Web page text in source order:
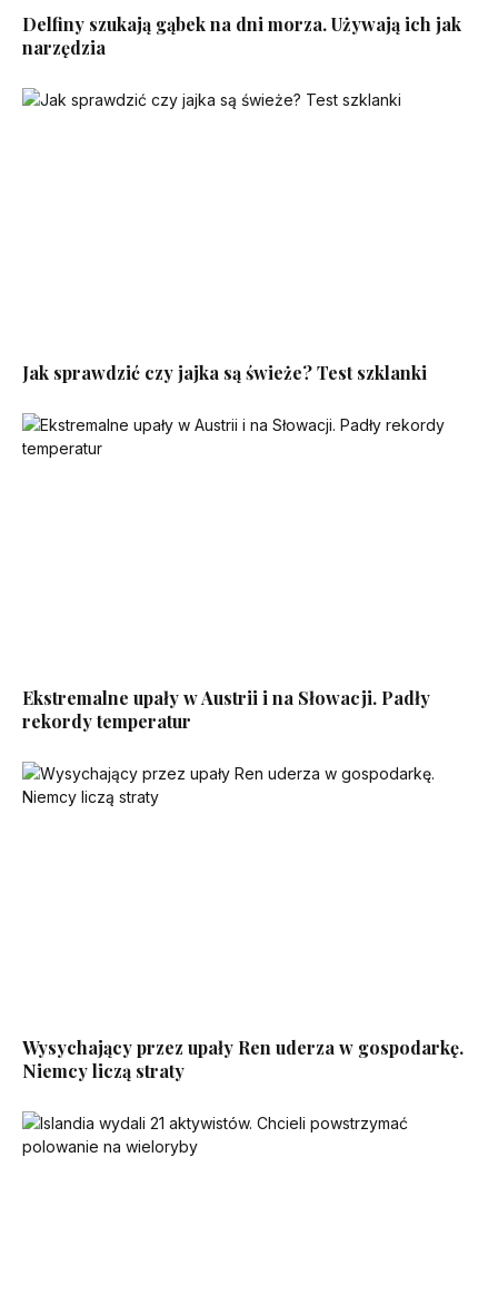
Delfiny szukają gąbek na dni morza. Używają ich jak
narzędzia
Jak sprawdzić czy jajka są świeże? Test szklanki
Ekstremalne upały w Austrii i na Słowacji. Padły
rekordy temperatur
Wysychający przez upały Ren uderza w gospodarkę.
Niemcy liczą straty